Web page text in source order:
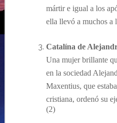
mártir e igual a los
ella llevó a muchos a
Catalína de
Una mujer brillante
en la sociedad
Maxentius, que
cristiana, ordenó su
(2)